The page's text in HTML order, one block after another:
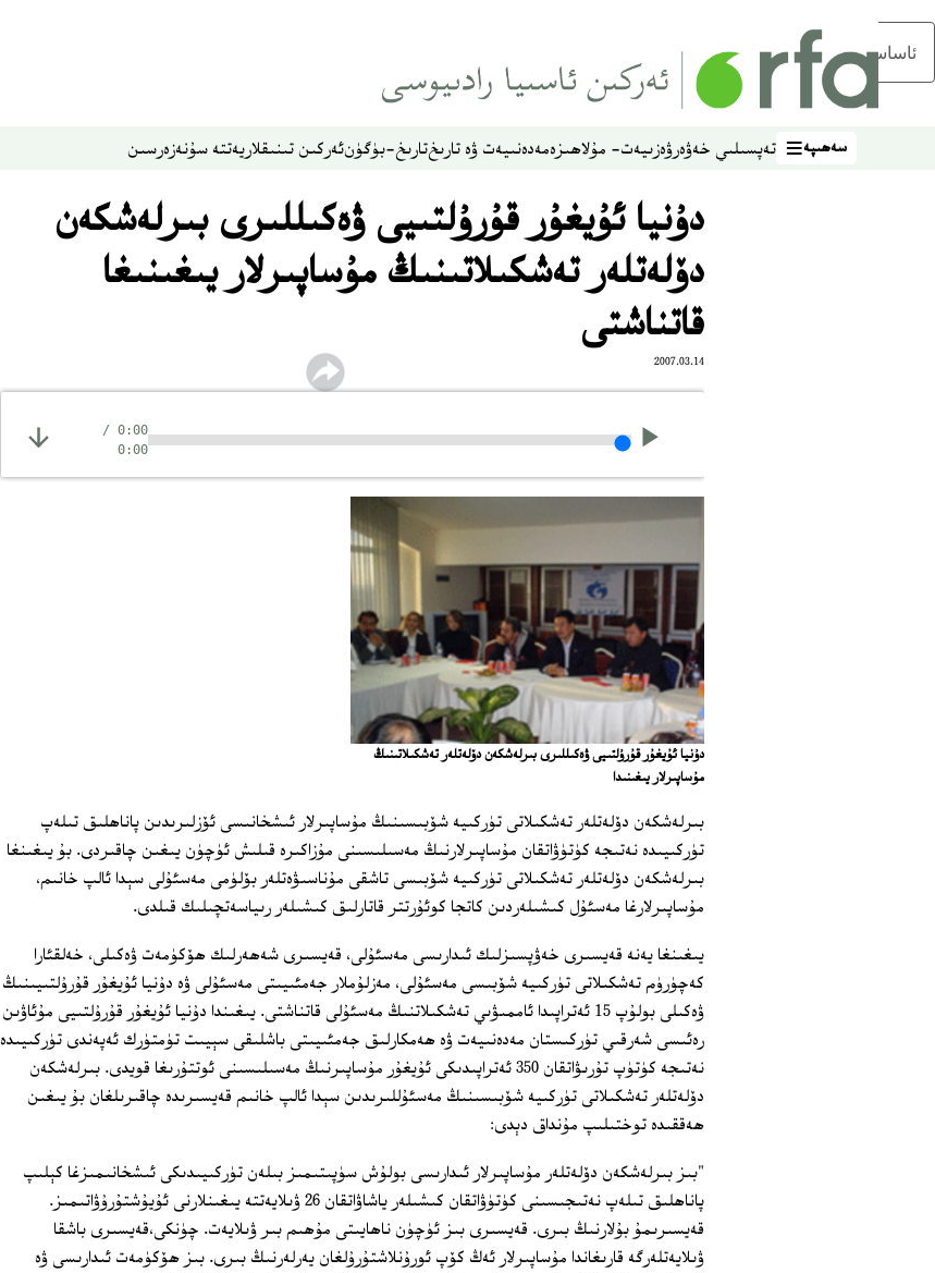
ئاساسلىق مەزمۇنغا ئاتلاڭ
سەھىپە
سەھىپە تەپسىلىي خەۋەرۋەزىيەت- مۇلاھىزەمەدەنىيەت ۋە تارىختارىخ-بۈگۈنئەركىن تىنىقلاريەتتە سۇنەزەرسىن
دۇنيا ئۇيغۇر قۇرۇلتىيى ۋەكىللىرى بىرلەشكەن
دۆلەتلەر تەشكىلاتىنىڭ مۇساپىرلار يىغىنىغا
قاتناشتى
2007.03.14
0:00
/
0:00
دۇنيا ئۇيغۇر قۇرۇلتىيى ۋەكىللىرى بىرلەشكەن دۆلەتلەر تەشكىلاتىنىڭ
مۇساپىرلار يىغىنىدا
بىرلەشكەن دۆلەتلەر تەشكىلاتى تۈركىيە شۆبىسىنىڭ مۇساپىرلار ئىشخانىسى ئۆزلىرىدىن پاناھلىق تىلەپ
تۈركىيىدە نەتىجە كۈتۈۋاتقان مۇساپىرلارنىڭ مەسىلىسىنى مۇزاكىرە قىلىش ئۈچۈن يىغىن چاقىردى. بۇ يىغىنغا
بىرلەشكەن دۆلەتلەر تەشكىلاتى تۈركىيە شۆبىسى تاشقى مۇناسىۋەتلەر بۆلۈمى مەسئۇلى سېدا ئالپ خانىم،
مۇساپىرلارغا مەسئۇل كىشىلەردىن كاتجا كوئۇرتتر قاتارلىق كىشىلەر رىياسەتچىلىك قىلدى.
يىغىنغا يەنە قەيسىرى خەۋپسىزلىك ئىدارىسى مەسئۇلى، قەيسىرى شەھەرلىك ھۆكۈمەت ۋەكىلى، خەلقئارا
كەچۈرۈم تەشكىلاتى تۈركىيە شۆبىسى مەسئۇلى، مەزلۇملار جەمئىيىتى مەسئۇلى ۋە دۇنيا ئۇيغۇر قۇرۇلتىيىنىڭ
ۋەكىلى بولۇپ 15 ئەتراپىدا ئاممىۋىي تەشكىلاتنىڭ مەسئۇلى قاتناشتى. يىغىندا دۇنيا ئۇيغۇر قۇرۇلتىيى مۇئاۋىن
رەئىسى شەرقىي تۈركىستان مەدەنىيەت ۋە ھەمكارلىق جەمئىيىتى باشلىقى سېيىت تۈمتۈرك ئەپەندى تۈركىيىدە
نەتىجە كۈتۈپ تۇرىۋاتقان 350 ئەتراپىدىكى ئۇيغۇر مۇساپىرنىڭ مەسىلىسىنى ئوتتۇرىغا قويدى. بىرلەشكەن
دۆلەتلەر تەشكىلاتى تۈركىيە شۆبىسىنىڭ مەسئۇللىرىدىن سېدا ئالپ خانىم قەيسىرىدە چاقىرىلغان بۇ يىغىن
ھەققىدە توختىلىپ مۇنداق دېدى:
"بىز بىرلەشكەن دۆلەتلەر مۇساپىرلار ئىدارىسى بولۇش سۈپىتىمىز بىلەن تۈركىيىدىكى ئىشخانىمىزغا كېلىپ
پاناھلىق تىلەپ نەتىجىسىنى كۈتۈۋاتقان كىشىلەر ياشاۋاتقان 26 ۋىلايەتتە يىغىنلارنى ئۇيۇشتۇرۇۋاتىمىز.
قەيسىرىمۇ بۇلارنىڭ بىرى. قەيسىرى بىز ئۈچۈن ناھايىتى مۇھىم بىر ۋىلايەت. چۈنكى،قەيسىرى باشقا
ۋىلايەتلەرگە قارىغاندا مۇساپىرلار ئەڭ كۆپ ئورۇنلاشتۇرۇلغان يەرلەرنىڭ بىرى. بىز ھۆكۈمەت ئىدارىسى ۋە